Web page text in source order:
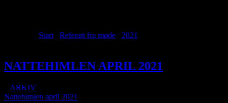
Start Referatt fra møde 2021
NATTEHIMLEN APRIL 2021
ARKIV
Nattehimlen april 2021